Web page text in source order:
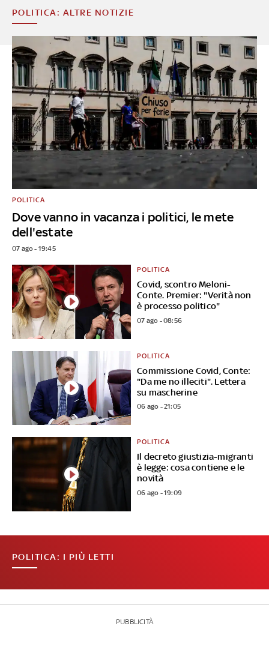
POLITICA: ALTRE NOTIZIE
Dove vanno in vacanza i politici, le mete
dell'estate
POLITICA
07 ago - 19:45
Covid, scontro Meloni-
Conte. Premier: "Verità non
è processo politico"
POLITICA
07 ago - 08:56
Commissione Covid, Conte:
"Da me no illeciti". Lettera
su mascherine
POLITICA
06 ago - 21:05
Il decreto giustizia-migranti
è legge: cosa contiene e le
novità
POLITICA
06 ago - 19:09
POLITICA: I PIÙ LETTI
PUBBLICITÀ